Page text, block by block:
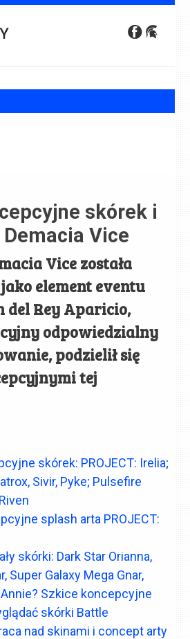
skórek i
Vice
Vice została
element eventu
del Rey Aparicio,
odpowiedzialny
podzielił się
tej
skórek: PROJECT: Irelia;
Sivir, Pyke; Pulsefire
splash arta PROJECT:
skórki: Dark Star Orianna,
Super Galaxy Mega Gnar,
Szkice koncepcyjne
skórki Battle
nad skinami i concept arty